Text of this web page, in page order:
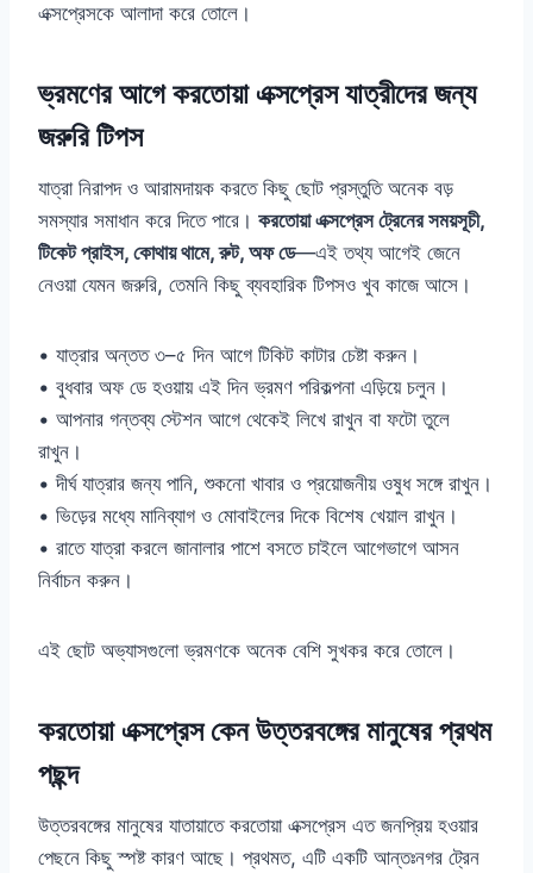
এক্সপ্রেসকে আলাদা করে তোলে।
ভ্রমণের আগে করতোয়া এক্সপ্রেস যাত্রীদের জন্য
জরুরি টিপস
যাত্রা নিরাপদ ও আরামদায়ক করতে কিছু ছোট প্রস্তুতি অনেক বড়
সমস্যার সমাধান করে দিতে পারে। করতোয়া এক্সপ্রেস ট্রেনের সময়সূচী,
টিকেট প্রাইস, কোথায় থামে, রুট, অফ ডে—এই তথ্য আগেই জেনে
নেওয়া যেমন জরুরি, তেমনি কিছু ব্যবহারিক টিপসও খুব কাজে আসে।
• যাত্রার অন্তত ৩–৫ দিন আগে টিকিট কাটার চেষ্টা করুন।
• বুধবার অফ ডে হওয়ায় এই দিন ভ্রমণ পরিকল্পনা এড়িয়ে চলুন।
• আপনার গন্তব্য স্টেশন আগে থেকেই লিখে রাখুন বা ফটো তুলে
রাখুন।
• দীর্ঘ যাত্রার জন্য পানি, শুকনো খাবার ও প্রয়োজনীয় ওষুধ সঙ্গে রাখুন।
• ভিড়ের মধ্যে মানিব্যাগ ও মোবাইলের দিকে বিশেষ খেয়াল রাখুন।
• রাতে যাত্রা করলে জানালার পাশে বসতে চাইলে আগেভাগে আসন
নির্বাচন করুন।
এই ছোট অভ্যাসগুলো ভ্রমণকে অনেক বেশি সুখকর করে তোলে।
করতোয়া এক্সপ্রেস কেন উত্তরবঙ্গের মানুষের প্রথম
পছন্দ
উত্তরবঙ্গের মানুষের যাতায়াতে করতোয়া এক্সপ্রেস এত জনপ্রিয় হওয়ার
পেছনে কিছু স্পষ্ট কারণ আছে। প্রথমত, এটি একটি আন্তঃনগর ট্রেন